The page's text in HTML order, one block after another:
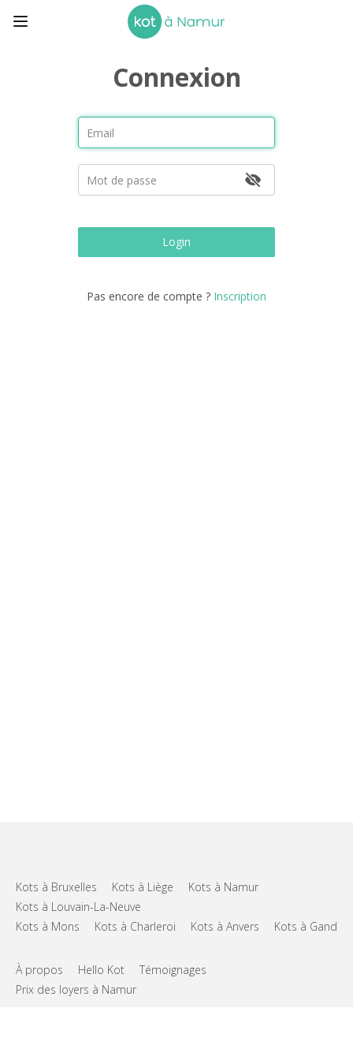
Connexion
Login
Pas encore de compte ? Inscription
Kots à Bruxelles Kots à Liège
Kots à Namur
Kots à Louvain-La-Neuve
Kots à Mons
Kots à Charleroi Kots à Anvers Kots à Gand
À propos Hello Kot
Témoignages
Prix des loyers à Namur